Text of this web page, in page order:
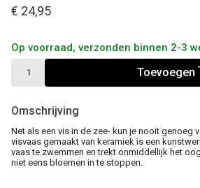
€ 24,95
Op voorraad, verzonden binnen 2-3
Toevoegen
Omschrijving
Net als een vis in de zee- kun je nooit genoeg
visvaas gemaakt van keramiek is een
vaas te zwemmen en trekt onmiddellijk het
niet eens bloemen in te stoppen.